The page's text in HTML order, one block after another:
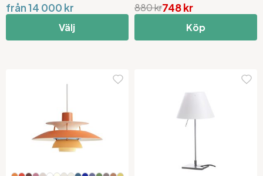
från 14 000 kr
Välj
748 kr
880 kr
Köp